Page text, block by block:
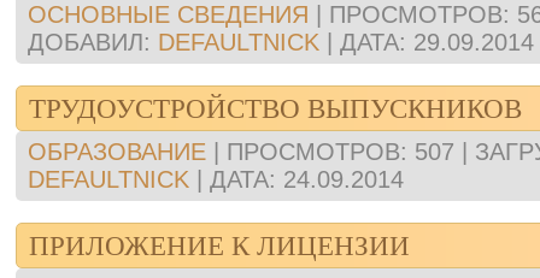
ОСНОВНЫЕ СВЕДЕНИЯ ПРОСМОТРОВ:
ДОБАВИЛ: DEFAULTNICK ДАТА: 29.09.2014
ТРУДОУСТРОЙСТВО ВЫПУСКНИКОВ
ОБРАЗОВАНИЕ ПРОСМОТРОВ: 507
DEFAULTNICK
ДАТА: 24.09.2014
ПРИЛОЖЕНИЕ К ЛИЦЕНЗИИ